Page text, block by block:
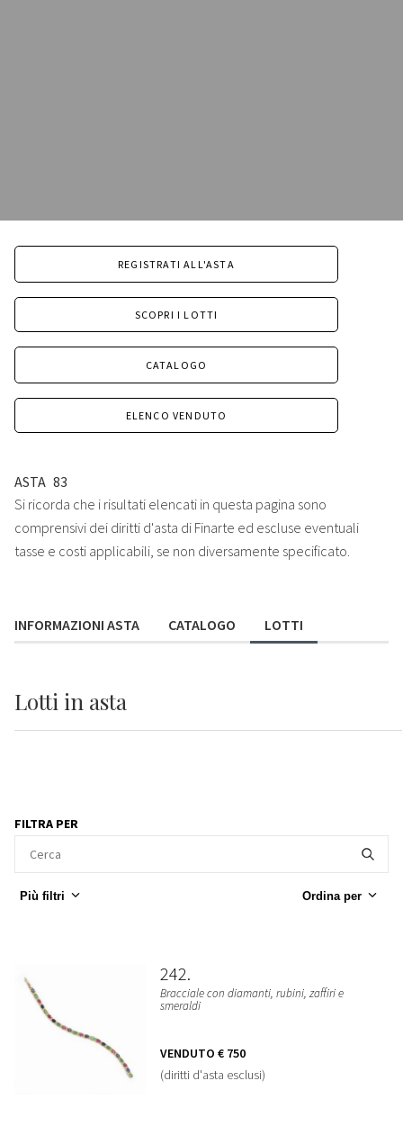
REGISTRATI ALL'ASTA
SCOPRI I LOTTI
CATALOGO
ELENCO VENDUTO
ASTA 83
Si ricorda che i risultati elencati in questa pagina sono
comprensivi dei diritti d'asta di Finarte ed escluse eventuali
tasse e costi applicabili, se non diversamente specificato.
INFORMAZIONI ASTA CATALOGO LOTTI
Lotti in asta
FILTRA PER
Più filtri Ordina per
242
Bracciale con diamanti, rubini, zaffiri e
smeraldi
VENDUTO € 750
(diritti d'asta esclusi)